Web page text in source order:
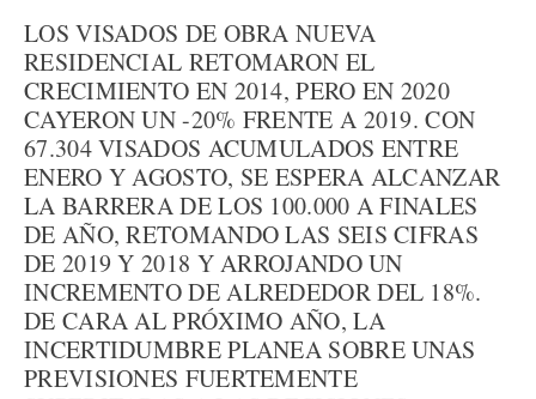
LOS VISADOS DE OBRA NUEVA
RESIDENCIAL RETOMARON EL
CRECIMIENTO EN 2014, PERO EN 2020
CAYERON UN -20% FRENTE A 2019. CON
67.304 VISADOS ACUMULADOS ENTRE
ENERO Y AGOSTO, SE ESPERA ALCANZAR
LA BARRERA DE LOS 100.000 A FINALES
DE AÑO, RETOMANDO LAS SEIS CIFRAS
DE 2019 Y 2018 Y ARROJANDO UN
INCREMENTO DE ALREDEDOR DEL 18%.
DE CARA AL PRÓXIMO AÑO, LA
INCERTIDUMBRE PLANEA SOBRE UNAS
PREVISIONES FUERTEMENTE